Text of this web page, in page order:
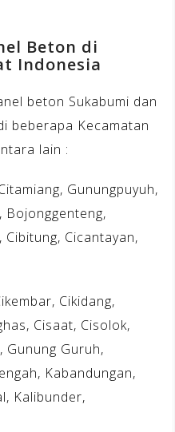
Beton di
Indonesia
beton Sukabumi dan
beberapa Kecamatan
lain :
Gunungpuyuh,
Bojonggenteng,
Cibitung, Cicantayan,
Cikidang,
Cisaat, Cisolok,
Gunung Guruh,
Kabandungan,
Kalibunder,